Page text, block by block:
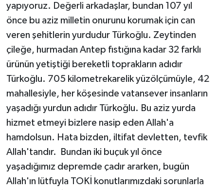
yapıyoruz. Değerli arkadaşlar, bundan 107 yıl
önce bu aziz milletin onurunu korumak için can
veren şehitlerin yurdudur Türkoğlu. Zeytinden
çileğe, hurmadan Antep fıstığına kadar 32 farklı
ürünün yetiştiği bereketli toprakların adıdır
Türkoğlu. 705 kilometrekarelik yüzölçümüyle, 42
mahallesiyle, her köşesinde vatansever insanların
yaşadığı yurdun adıdır Türkoğlu. Bu aziz yurda
hizmet etmeyi bizlere nasip eden Allah'a
hamdolsun. Hata bizden, iltifat devletten, tevfik
Allah'tandır. Bundan iki buçuk yıl önce
yaşadığımız depremde çadır ararken, bugün
Allah'ın lütfuyla TOKİ konutlarımızdaki sorunlarla